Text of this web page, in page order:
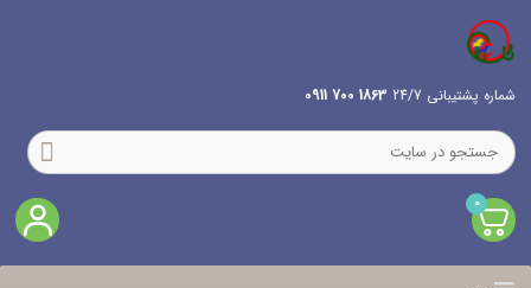
شماره پشتیبانی 24/7 1863 700 0911
0